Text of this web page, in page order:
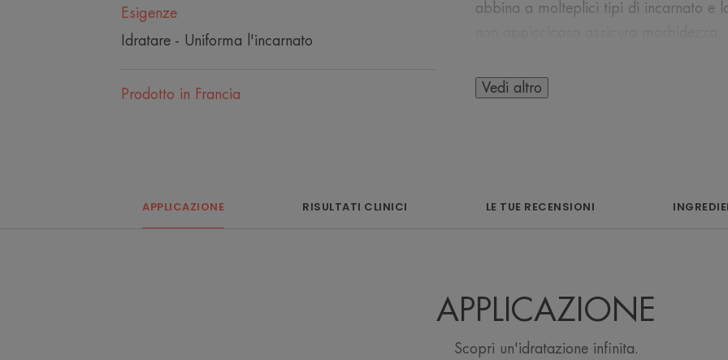
Esigenze
Idratare - Uniforma l'incarnato
Prodotto in Francia
abbina a molteplici tipi di incarnato e
incarnato
Vedi altro
APPLICAZIONE RISULTATI CLINICI LE TUE RECENSIONI
APPLICAZIONE
Scopri un'idratazione infinita.